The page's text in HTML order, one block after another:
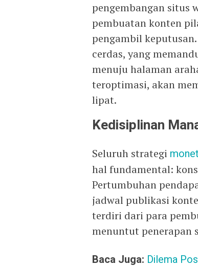
pengembangan situs
pembuatan konten
pengambil
cerdas, yang
menuju halaman
teroptimasi, akan
lipat.
Kedisiplinan
Seluruh strategi
hal fundamental:
Pertumbuhan
jadwal publikasi
terdiri dari para
menuntut penerapan
Baca Juga: Dilema